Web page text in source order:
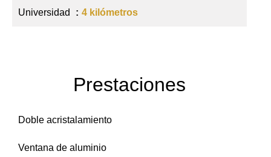
Universidad 4 kilómetros
Prestaciones
Doble acristalamiento
Ventana de aluminio